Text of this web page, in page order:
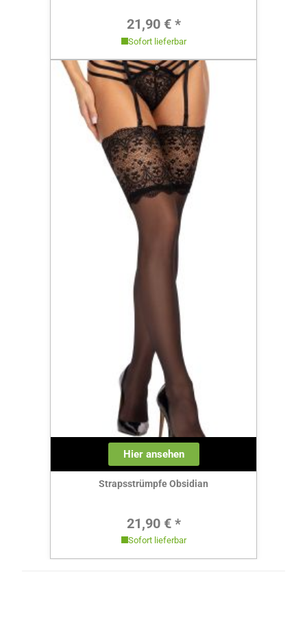
Regulärer Preis:
21,90 € *
Sofort lieferbar
Hier ansehen
Strapsstrümpfe Obsidian
Regulärer Preis:
21,90 € *
Sofort lieferbar